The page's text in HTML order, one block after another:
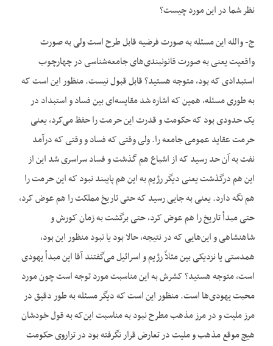
نظر شما در این مورد چیست؟
ج- والله این مسئله به صورت فرضیه قابل طرح است ولی به صورت
واقعیت یعنی به صورت قانونبندی‌های جامعه‌شناسی در چهارچوب
استبدادی که بود، متوجه هستید؟ قابل قبول نیست. منظور این است که
به طوری مسئله، همین که اشاره شد مقایسه‌ای بین فساد و استبداد در
یک حدودی بود که حکومت و قدرت این حرمت را حفظ می‌کرد، یعنی
حرمت عقاید عمومی جامعه را. ولی وقتی که فساد و وقتی که درآمد
نفت به آن حد رسید که از اشباع هم گذشت و فساد سراسری شد این از
این هم درگذشت یعنی دیگر رژیم به این هم پایبند نبود که این حرمت را
هم نگه دارد. یعنی به جایی رسید که حتی تاریخ مملکت را هم عوض کرد،
حتی مبدأ تاریخ را هم عوض کرد، حتی برگشت به زمان کورش و
شاهنشاهی و این‌هایی که در نتیجه، حالا بود یا نبود منظور این بود،
همدستی یا نزدیکی بین مثلاً رژیم و اسرائیل می‌گفتند آقا این مبدأ یهودی
است، متوجه هستید؟ کشرش به این مناسبت مورد توجه است چون مورد
محبت یهودی‌ها است. منظور این است که دیگر مسئله به طور دقیق در
مرز ملیت و در مرز مذهب مطرح نبود به مناسبت این‌که به قول خودشان
هیچ موقع مذهب و ملیت در تعارض قرار نگرفته بود در تزاروی حکومت